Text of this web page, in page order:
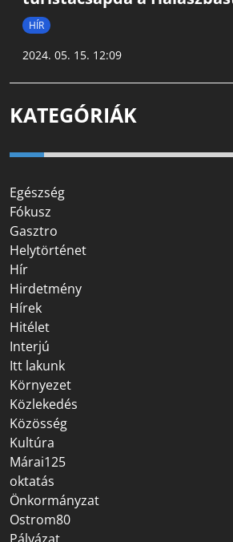
HÍR
2024. 05. 15. 12:09
KATEGÓRIÁK
Egészség
Fókusz
Gasztro
Helytörténet
Hír
Hirdetmény
Hírek
Hitélet
Interjú
Itt lakunk
Környezet
Közlekedés
Közösség
Kultúra
Márai125
oktatás
Önkormányzat
Ostrom80